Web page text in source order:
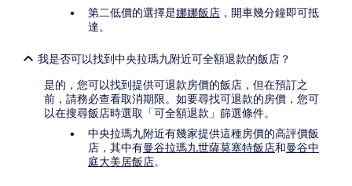
第二低價的選擇是娜娜飯店 ，開車幾分鐘即可抵
達。
我是否可以找到中央拉瑪九附近可全額退款的飯店？
是的，您可以找到提供可退款房價的飯店，但在預訂之
前，請務必查看取消期限。如要尋找可退款的房價，您可
以在搜尋飯店時選取「可全額退款」篩選條件。
中央拉瑪九附近有幾家提供這種房價的高評價飯
店，其中有曼谷拉瑪九世薩莫塞特飯店和曼谷中
庭大美居飯店。